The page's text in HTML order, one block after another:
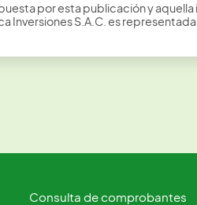
por esta publicación y
Inversiones S.A.C. es
Consulta de comprobantes